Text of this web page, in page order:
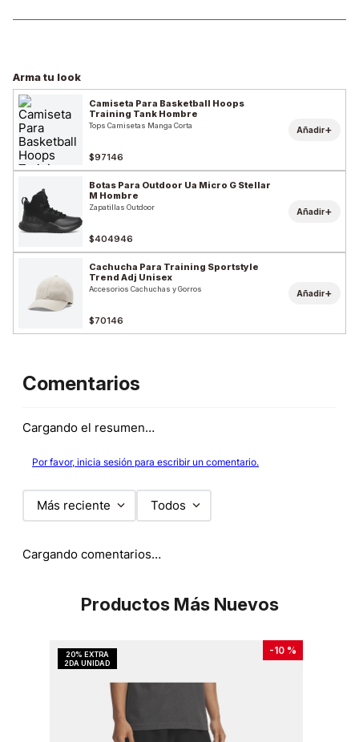
Arma tu look
Camiseta Para Basketball Hoops
Training Tank Hombre
Tops Camisetas Manga Corta
$97146
Añadir+
Botas Para Outdoor Ua Micro G Stellar
M Hombre
Zapatillas Outdoor
$404946
Añadir+
Cachucha Para Training Sportstyle
Trend Adj Unisex
Accesorios Cachuchas y Gorros
$70146
Añadir+
Comentarios
Cargando el resumen…
Por favor, inicia sesión para escribir un comentario.
Más reciente Todos
Cargando comentarios…
Productos Más Nuevos
-10 %